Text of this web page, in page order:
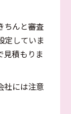
ちんと審査
定していま
見積もりま
社には注意